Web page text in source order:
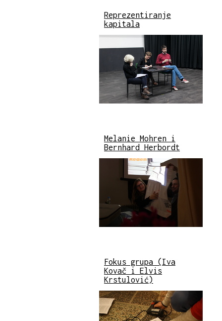
Reprezentiranje
kapitala
Melanie Mohren i
Bernhard Herbordt
Fokus grupa (Iva
Kovač i Elvis
Krstulović)